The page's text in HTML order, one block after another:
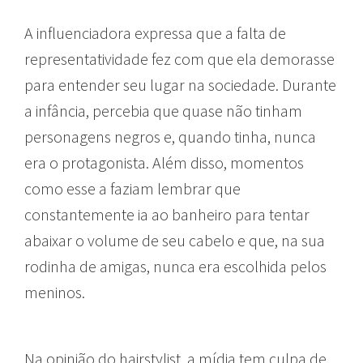
A influenciadora expressa que a falta de
representatividade fez com que ela demorasse
para entender seu lugar na sociedade. Durante
a infância, percebia que quase não tinham
personagens negros e, quando tinha, nunca
era o protagonista. Além disso, momentos
como esse a faziam lembrar que
constantemente ia ao banheiro para tentar
abaixar o volume de seu cabelo e que, na sua
rodinha de amigas, nunca era escolhida pelos
meninos.
Na opinião do hairstylist, a mídia tem culpa de